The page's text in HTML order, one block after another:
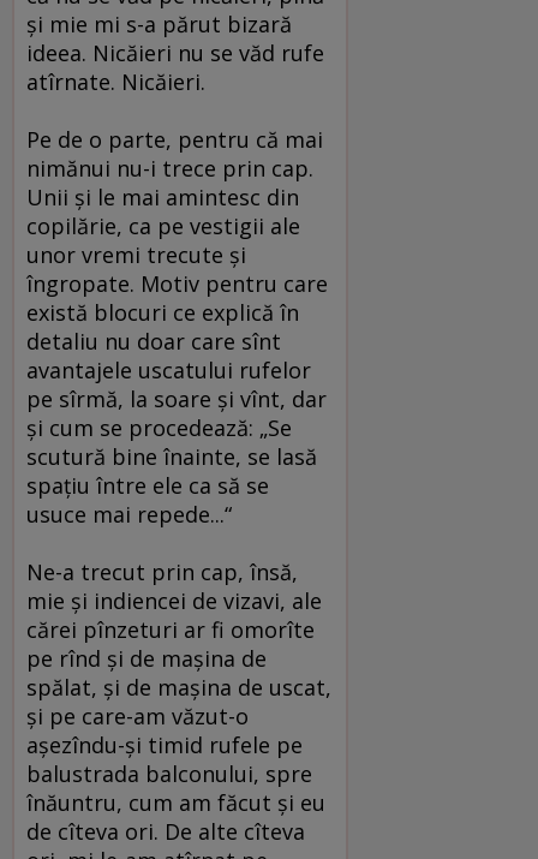
şi mie mi s-a părut bizară
ideea. Nicăieri nu se văd rufe
atîrnate. Nicăieri.
Pe de o parte, pentru că mai
nimănui nu-i trece prin cap.
Unii şi le mai amintesc din
copilărie, ca pe vestigii ale
unor vremi trecute şi
îngropate. Motiv pentru care
există blocuri ce explică în
detaliu nu doar care sînt
avantajele uscatului rufelor
pe sîrmă, la soare şi vînt, dar
şi cum se procedează: „Se
scutură bine înainte, se lasă
spaţiu între ele ca să se
usuce mai repede...“
Ne-a trecut prin cap, însă,
mie şi indiencei de vizavi, ale
cărei pînzeturi ar fi omorîte
pe rînd şi de maşina de
spălat, şi de maşina de uscat,
şi pe care-am văzut-o
aşezîndu-şi timid rufele pe
balustrada balconului, spre
înăuntru, cum am făcut şi eu
de cîteva ori. De alte cîteva